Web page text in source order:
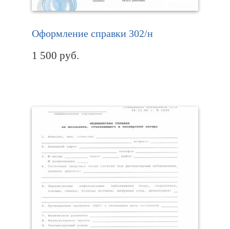
Оформление справки 302/н
1 500 руб.